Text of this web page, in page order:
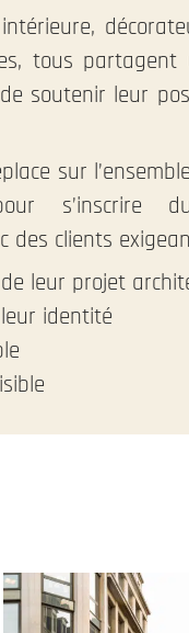
tous
soutenir leur
sur
s’inscrire
des clients
leur projet
identité